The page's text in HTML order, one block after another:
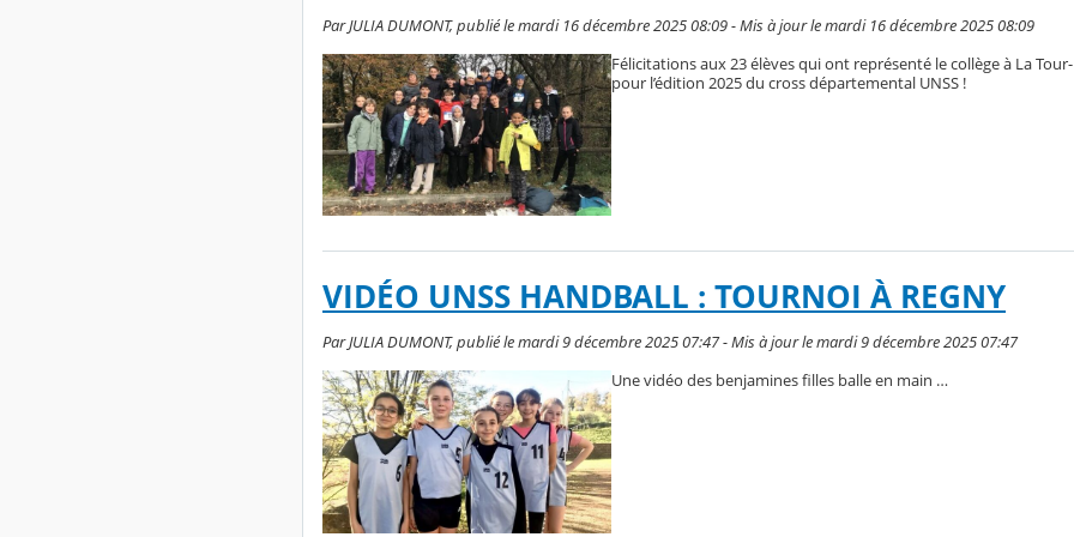
Par JULIA DUMONT, publié le mardi 16 décembre 2025 08:09 - Mis à jour le mardi 16 décembre 2025 08:09
Félicitations aux 23 élèves qui ont représenté le collège à La
pour l’édition 2025 du cross départemental UNSS !
VIDÉO UNSS HANDBALL : TOURNOI À REGNY
Par JULIA DUMONT, publié le mardi 9 décembre 2025 07:47 - Mis à jour le mardi 9 décembre 2025 07:47
Une vidéo des benjamines filles balle en main …